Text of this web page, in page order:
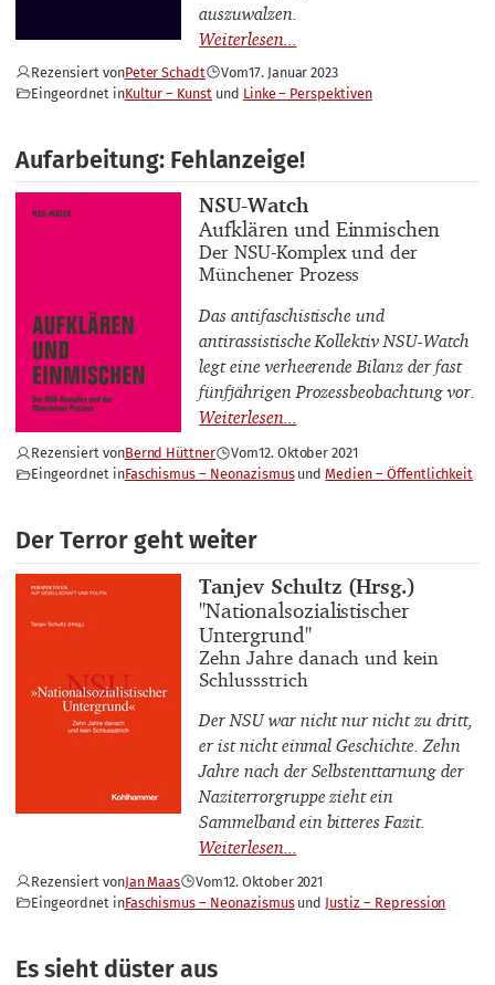
auszuwalzen.
Rezensiert vonPeter Schadt Vom17. Januar 2023
Eingeordnet inKultur – Kunst Linke – Perspektiven
Aufarbeitung: Fehlanzeige!
Buchautor_innen
NSU-Watch
Buchtitel
Aufklären und Einmischen
Buchuntertitel
Der NSU-Komplex und der
Münchener Prozess
Das antifaschistische und
antirassistische Kollektiv NSU-Watch
legt eine verheerende Bilanz der fast
fünfjährigen Prozessbeobachtung vor.
Rezensiert vonBernd Hüttner Vom12. Oktober 2021
Eingeordnet inFaschismus – Neonazismus Medien – Öffentlichkeit
Der Terror geht weiter
Buchautor_innen
Tanjev Schultz (Hrsg.)
Buchtitel
"Nationalsozialistischer
Untergrund"
Buchuntertitel
Zehn Jahre danach und kein
Schlussstrich
Der NSU war nicht nur nicht zu dritt,
er ist nicht einmal Geschichte. Zehn
Jahre nach der Selbstenttarnung der
Naziterrorgruppe zieht ein
Sammelband ein bitteres Fazit.
Rezensiert vonJan Maas Vom12. Oktober 2021
Eingeordnet inFaschismus – Neonazismus Justiz – Repression
Es sieht düster aus